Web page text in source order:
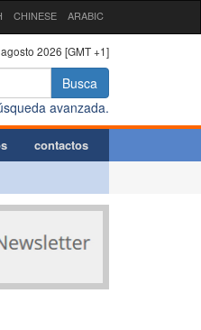
CHINESE ARABIC
2026 [GMT +1]
Busca
avanzada.
contactos